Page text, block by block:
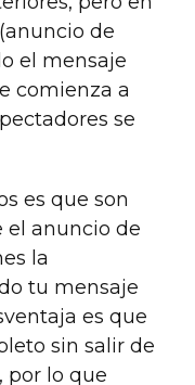
de
el mensaje
comienza a
se
es que son
el anuncio de
la
tu mensaje
es que
sin salir de
por lo que